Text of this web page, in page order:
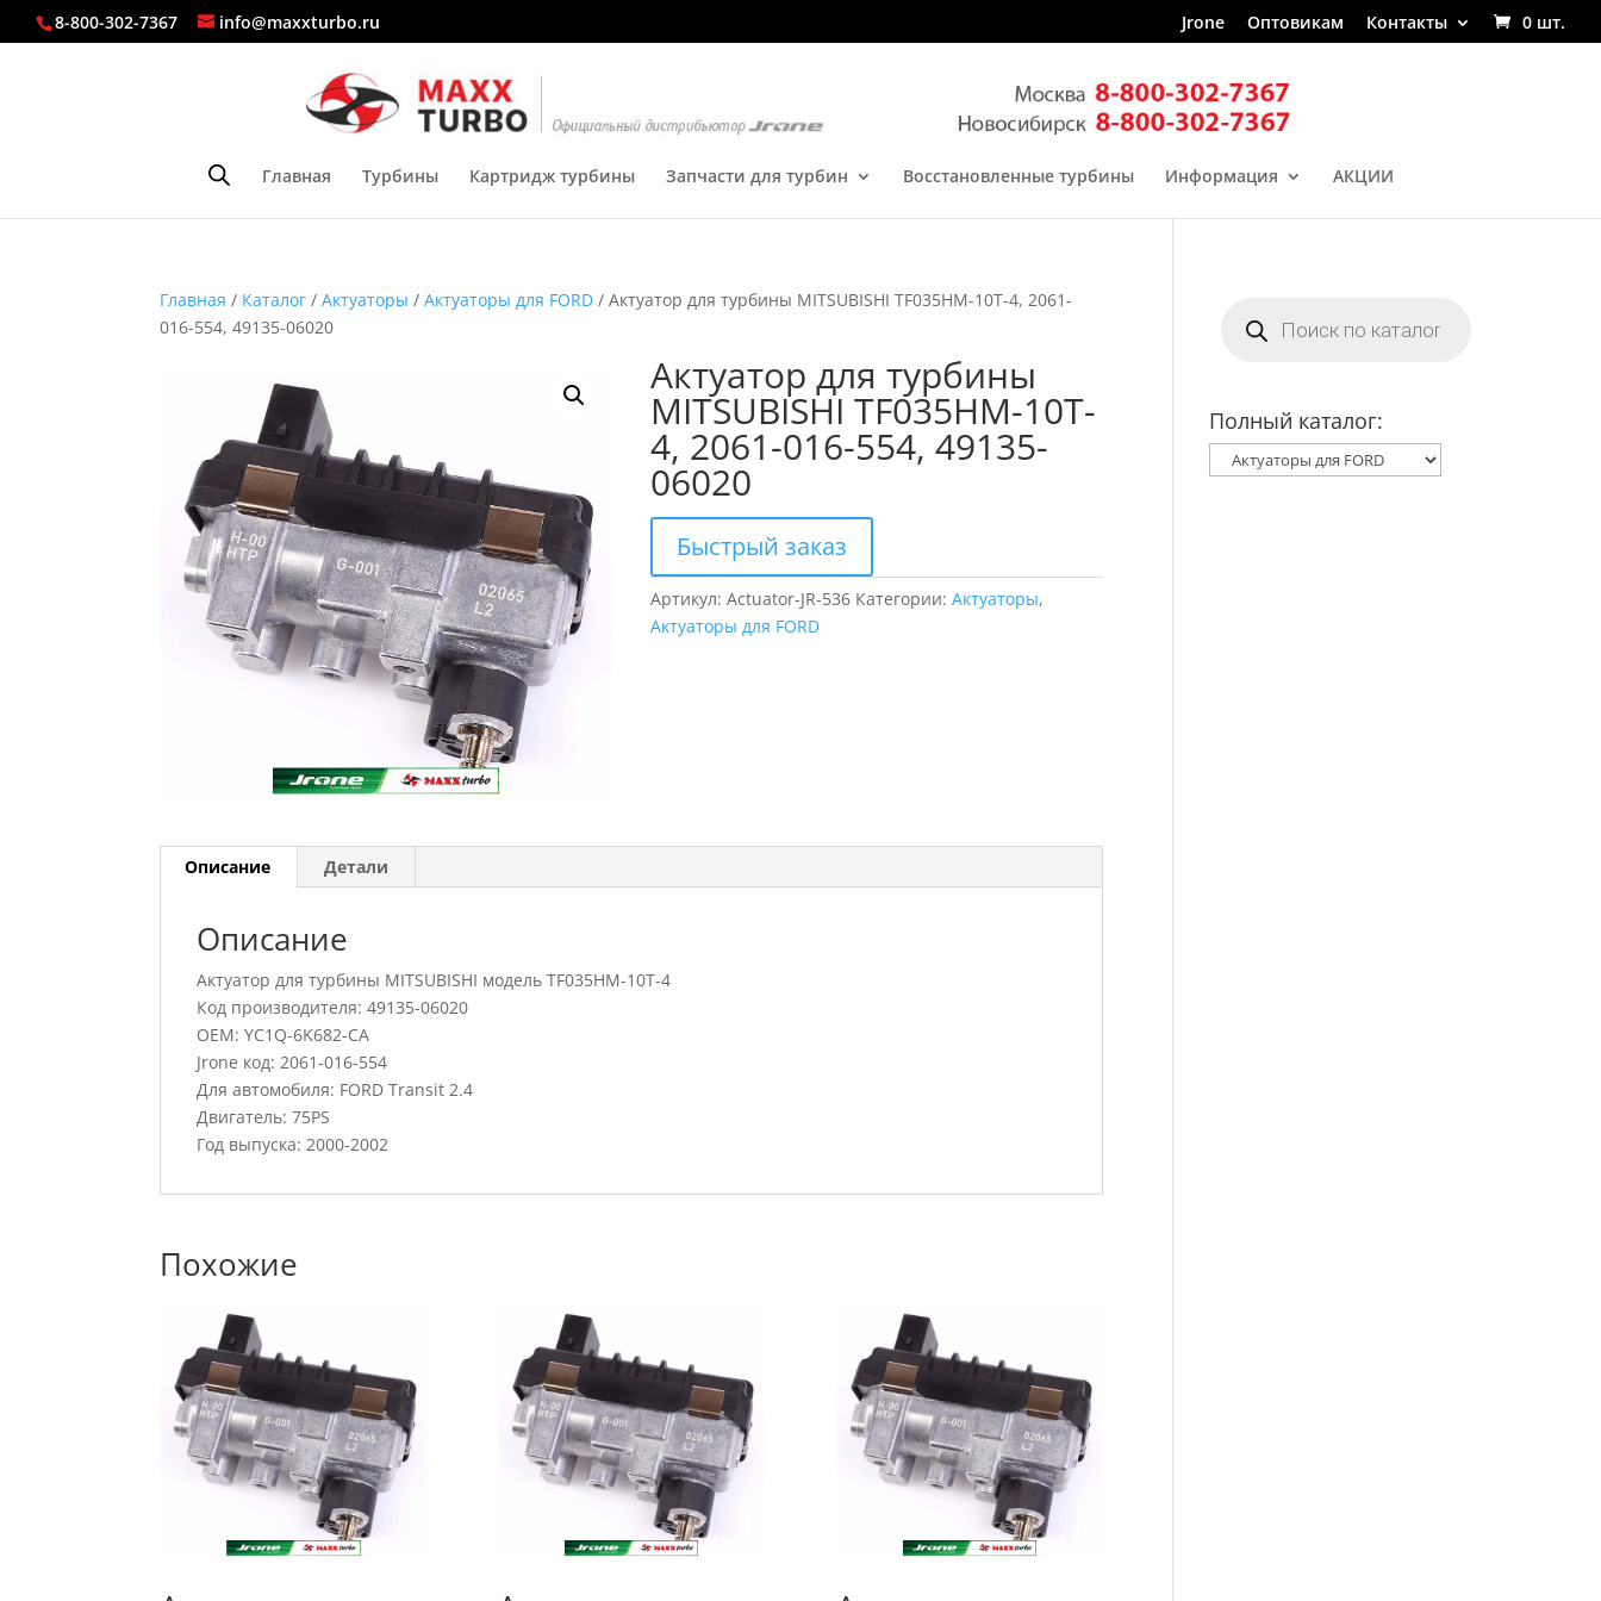
8-800-302-7367 info@maxxturbo.ru Jrone Оптовикам Контакты 0 шт.
Главная Турбины Картридж турбины Запчасти для турбин Восстановленные турбины Информация АКЦИИ
Главная / Каталог /Актуаторы /Актуаторы для FORD / Актуатор для турбины MITSUBISHI TF035HM-10T-4, 2061-
016-554, 49135-06020
Актуатор для турбины
MITSUBISHI TF035HM-10T-
4, 2061-016-554, 49135-
06020
Быстрый заказ
Артикул:Actuator-JR-536 Категории:Актуаторы,
Актуаторы для FORD
Описание Детали
Описание
Актуатор для турбины MITSUBISHI модель TF035HM-10T-4
Код производителя: 49135-06020
OEM: YC1Q-6K682-CA
Jrone код: 2061-016-554
Для автомобиля: FORD Transit 2.4
Двигатель: 75PS
Год выпуска: 2000-2002
Похожие
товаров
Полный каталог: